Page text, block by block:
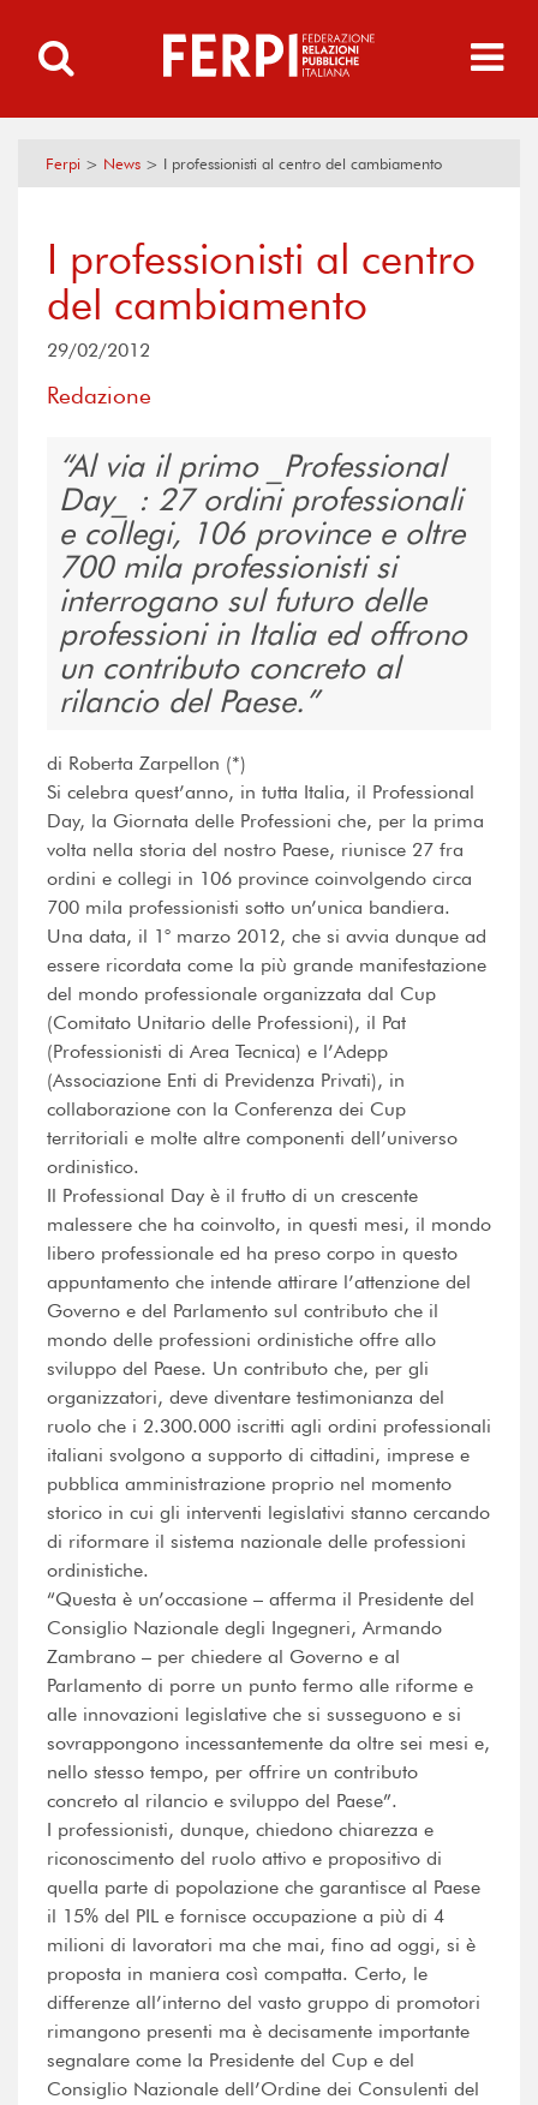
Ferpi > News > I professionisti al centro del cambiamento
I professionisti al centro
del cambiamento
29/02/2012
Redazione
Al via il primo _Professional
Day_ : 27 ordini professionali
e collegi, 106 province e oltre
700 mila professionisti si
interrogano sul futuro delle
professioni in Italia ed offrono
un contributo concreto al
rilancio del Paese.
di Roberta Zarpellon (*)
Si celebra quest’anno, in tutta Italia, il Professional
Day, la Giornata delle Professioni che, per la prima
volta nella storia del nostro Paese, riunisce 27 fra
ordini e collegi in 106 province coinvolgendo circa
700 mila professionisti sotto un’unica bandiera.
Una data, il 1° marzo 2012, che si avvia dunque ad
essere ricordata come la più grande manifestazione
del mondo professionale organizzata dal Cup
(Comitato Unitario delle Professioni), il Pat
(Professionisti di Area Tecnica) e l’Adepp
(Associazione Enti di Previdenza Privati), in
collaborazione con la Conferenza dei Cup
territoriali e molte altre componenti dell’universo
ordinistico.
Il Professional Day è il frutto di un crescente
malessere che ha coinvolto, in questi mesi, il mondo
libero professionale ed ha preso corpo in questo
appuntamento che intende attirare l’attenzione del
Governo e del Parlamento sul contributo che il
mondo delle professioni ordinistiche offre allo
sviluppo del Paese. Un contributo che, per gli
organizzatori, deve diventare testimonianza del
ruolo che i 2.300.000 iscritti agli ordini professionali
italiani svolgono a supporto di cittadini, imprese e
pubblica amministrazione proprio nel momento
storico in cui gli interventi legislativi stanno cercando
di riformare il sistema nazionale delle professioni
ordinistiche.
“Questa è un’occasione – afferma il Presidente del
Consiglio Nazionale degli Ingegneri, Armando
Zambrano – per chiedere al Governo e al
Parlamento di porre un punto fermo alle riforme e
alle innovazioni legislative che si susseguono e si
sovrappongono incessantemente da oltre sei mesi e,
nello stesso tempo, per offrire un contributo
concreto al rilancio e sviluppo del Paese”.
I professionisti, dunque, chiedono chiarezza e
riconoscimento del ruolo attivo e propositivo di
quella parte di popolazione che garantisce al Paese
il 15% del PIL e fornisce occupazione a più di 4
milioni di lavoratori ma che mai, fino ad oggi, si è
proposta in maniera così compatta. Certo, le
differenze all’interno del vasto gruppo di promotori
rimangono presenti ma è decisamente importante
segnalare come la Presidente del Cup e del
Consiglio Nazionale dell’Ordine dei Consulenti del